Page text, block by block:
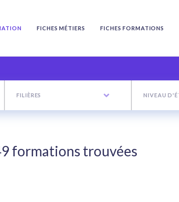
FICHES MÉTIERS FICHES FORMATIONS
FILIÈRES NIVEAU
formations trouvées